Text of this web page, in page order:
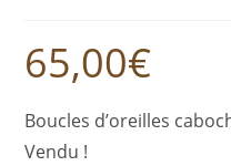
65,00€
Boucles d’oreilles
Vendu !